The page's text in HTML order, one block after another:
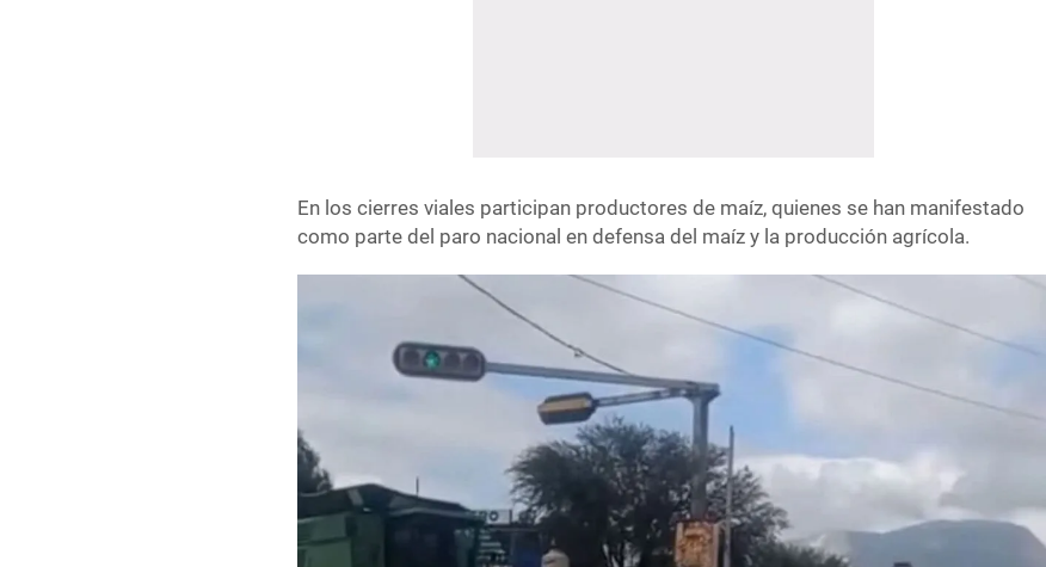
En los cierres viales participan productores de maíz, quienes se han manifestado
como parte del paro nacional en defensa del maíz y la producción agrícola.